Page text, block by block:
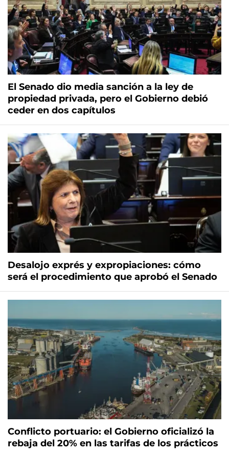
El Senado dio media sanción a la ley de
propiedad privada, pero el Gobierno debió
ceder en dos capítulos
Desalojo exprés y expropiaciones: cómo
será el procedimiento que aprobó el Senado
Conflicto portuario: el Gobierno oficializó la
rebaja del 20% en las tarifas de los prácticos